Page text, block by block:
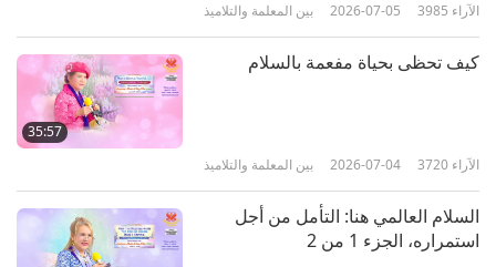
بين المعلمة والتلاميذ 2026-07-05 3985 الآراء
35:57
كيف تحظى بحياة مفعمة بالسلام
بين المعلمة والتلاميذ 2026-07-04 3720 الآراء
السلام العالمي هنا: التأمل من أجل
استمراره، الجزء 1 من 2